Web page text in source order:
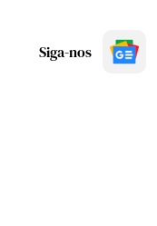
Siga-nos